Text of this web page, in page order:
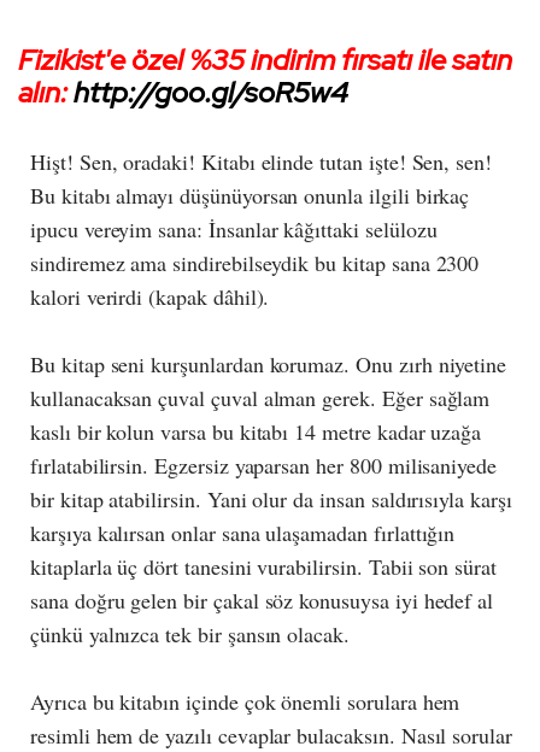
Fizikist'e özel %35 indirim fırsatı ile satın
alın:http://goo.gl/soR5w4
Hişt! Sen, oradaki! Kitabı elinde tutan işte! Sen, sen!
Bu kitabı almayı düşünüyorsan onunla ilgili birkaç
ipucu vereyim sana: İnsanlar kâğıttaki selülozu
sindiremez ama sindirebilseydik bu kitap sana 2300
kalori verirdi (kapak dâhil).
Bu kitap seni kurşunlardan korumaz. Onu zırh niyetine
kullanacaksan çuval çuval alman gerek. Eğer sağlam
kaslı bir kolun varsa bu kitabı 14 metre kadar uzağa
fırlatabilirsin. Egzersiz yaparsan her 800 milisaniyede
bir kitap atabilirsin. Yani olur da insan saldırısıyla karşı
karşıya kalırsan onlar sana ulaşamadan fırlattığın
kitaplarla üç dört tanesini vurabilirsin. Tabii son sürat
sana doğru gelen bir çakal söz konusuysa iyi hedef al
çünkü yalnızca tek bir şansın olacak.
Ayrıca bu kitabın içinde çok önemli sorulara hem
resimli hem de yazılı cevaplar bulacaksın. Nasıl sorular